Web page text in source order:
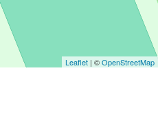
Leaflet | ©OpenStreetMap